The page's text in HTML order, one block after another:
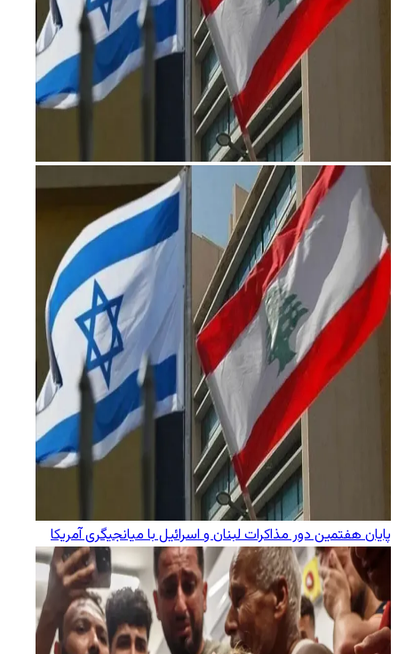
پایان هفتمین دور مذاکرات لبنان و اسرائیل با میانجیگری آمریکا